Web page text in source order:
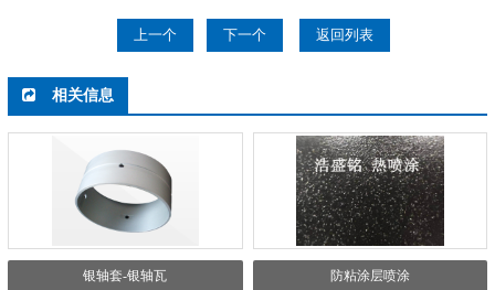
上一个 下一个 返回列表
相关信息
银轴套-银轴瓦 防粘涂层喷涂